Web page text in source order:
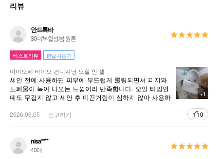
리뷰
안드록바
30대/복합성/봄 웜톤
베스트리뷰 한달사용기
+1
아이오페 바이오 컨디셔닝 오일 인 젤
세안 전에 사용하면 피부에 부드럽게 롤링되면서 피지와
노폐물이 녹아 나오는 느낌이라 만족합니다. 오일 타입인
데도 무겁지 않고 세안 후 미끈거림이 심하지 않아 사용하
후 피부가 촉촉하고 매끈한 느낌이라 꾸준히 사용 중입니
2026.06.05 신고하기 0
nisa****
40대